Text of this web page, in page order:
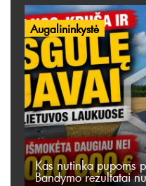
Augalininkystė
Kas nutinka pupoms
Bandymo rezultatai